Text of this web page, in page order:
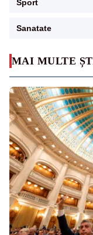
MAI MULTE
Sport
Sanatate